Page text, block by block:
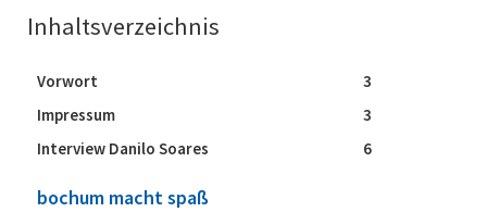
Inhaltsverzeichnis
Vorwort
3
Impressum
3
Interview Danilo Soares
6
bochum macht spaß